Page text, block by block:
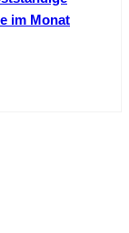
im Monat